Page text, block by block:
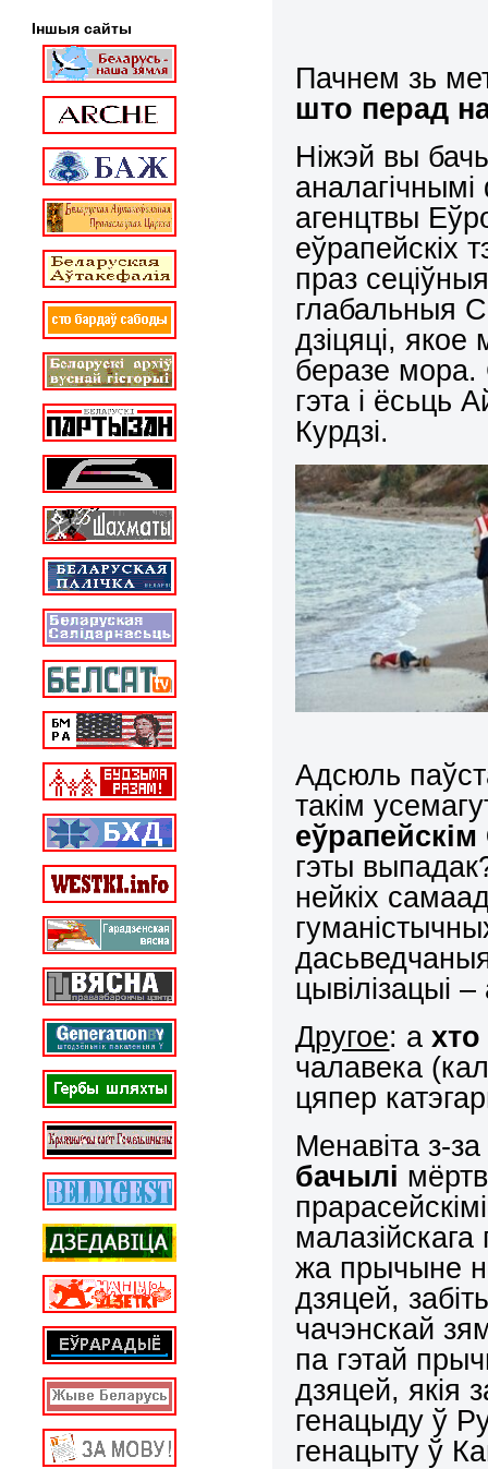
Пачнем зь
што перад
Ніжэй вы
агенцтвы
еўрапейскіх
праз
глабальныя
дзіцяці,
беразе
гэта і ёсьць
Курдзі.
Адсюль
такім
гэты
нейкіх
цывілізацыі
Другое: ахто
чалавека
цяпер
Менавіта з-
бачылі
жа прычыне
дзяцей,
чачэнскай
па гэтай
дзяцей, якія
генацыду ў
генацыту ў
Іншыя сайты